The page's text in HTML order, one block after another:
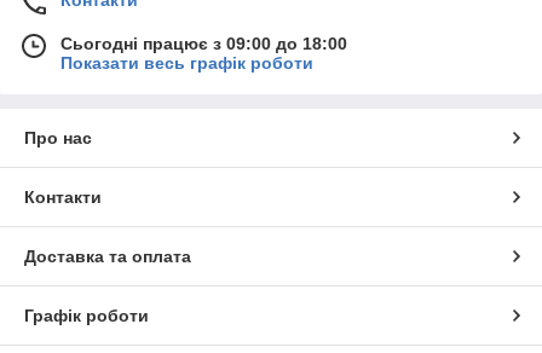
Сьогодні працює з 09:00 до 18:00
Показати весь графік роботи
Про нас
Контакти
Доставка та оплата
Графік роботи